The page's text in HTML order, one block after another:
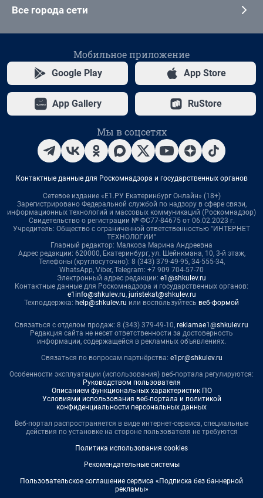
Все города сети
Мобильное приложение
Google Play App Store
App Gallery RuStore
Мы в соцсетях
Контактные данные для Роскомнадзора и государственных органов
Сетевое издание «Е1.РУ Екатеринбург Онлайн» (18+)
Зарегистрировано Федеральной службой по надзору в сфере связи,
информационных технологий и массовых коммуникаций (Роскомнадзор)
Свидетельство о регистрации № ФС77-84675 от 06.02.2023 г.
Учредитель: Общество с ограниченной ответственностью "ИНТЕРНЕТ
ТЕХНОЛОГИИ"
Главный редактор: Малкова Марина Андреевна
Адрес редакции: 620000, Екатеринбург, ул. Шейнкмана, 10, 3-й этаж,
Телефоны (круглосуточно): 8 (343) 379-49-95, 34-555-34,
WhatsApp, Viber, Telegram: +7 909 704-57-70
Электронный адрес редакции: e1@shkulev.ru
Контактные данные для Роскомнадзора и государственных органов:
e1info@shkulev.ru, juristekat@shkulev.ru
Техподдержка: help@shkulev.ru или воспользуйтесь веб-формой
Связаться с отделом продаж: 8 (343) 379-49-10, reklamae1@shkulev.ru
Редакция сайта не несет ответственности за достоверность
информации, содержащейся в рекламных объявлениях.
Связаться по вопросам партнёрства: e1pr@shkulev.ru
Особенности эксплуатации (использования) веб-портала регулируются:
Руководством пользователя
Описанием функциональных характеристик ПО
Условиями использования веб-портала и политикой
конфиденциальности персональных данных
Веб-портал распространяется в виде интернет-сервиса, специальные
действия по установке на стороне пользователя не требуются
Политика использования cookies
Рекомендательные системы
Пользовательское соглашение сервиса «Подписка без баннерной
рекламы»